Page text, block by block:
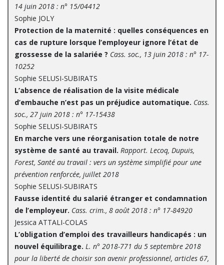
14 juin 2018 : n° 15/04412
Sophie JOLY
Protection de la maternité : quelles conséquences en
cas de rupture lorsque l’employeur ignore l’état de
grossesse de la salariée ? Cass. soc., 13 juin 2018 : n° 17-
10252
Sophie SELUSI-SUBIRATS
L’absence de réalisation de la visite médicale
d’embauche n’est pas un préjudice automatique. Cass.
soc., 27 juin 2018 : n° 17-15438
Sophie SELUSI-SUBIRATS
En marche vers une réorganisation totale de notre
système de santé au travail. Rapport. Lecoq, Dupuis,
Forest, Santé au travail : vers un système simplifié pour une
prévention renforcée, juillet 2018
Sophie SELUSI-SUBIRATS
Fausse identité du salarié étranger et condamnation
de l’employeur. Cass. crim., 8 août 2018 : n° 17-84920
Jessica ATTALI-COLAS
L’obligation d’emploi des travailleurs handicapés : un
nouvel équilibrage. L. n° 2018-771 du 5 septembre 2018
pour la liberté de choisir son avenir professionnel, articles 67,